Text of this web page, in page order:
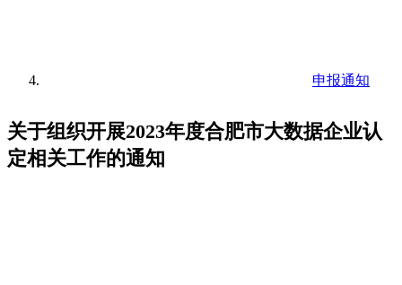
申报通知
关于组织开展2023年度合肥市大数据企业认
定相关工作的通知